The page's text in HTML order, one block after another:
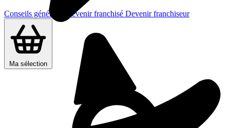
Conseils généraux Devenir franchisé Devenir franchiseur
Ma sélection